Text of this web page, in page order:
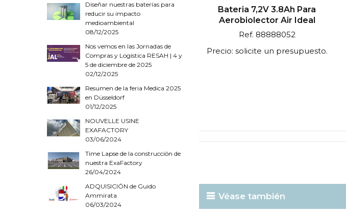
Diseñar nuestras baterías para
reducir su impacto
medioambiental
08/12/2025
Nos vemos en las Jornadas de
Compras y Logística RESAH | 4 y
5 de diciembre de 2025
02/12/2025
Resumen de la feria Medica 2025
en Düsseldorf
01/12/2025
NOUVELLE USINE
EXAFACTORY
03/06/2024
Time Lapse de la construcción de
nuestra ExaFactory
26/04/2024
ADQUISICIÓN de Guido
Ammirata
06/03/2024
Bateria 7,2V 3.8Ah Para
Aerobiolector Air Ideal
Ref. 88888052
Precio: solicite un presupuesto.
Véase también